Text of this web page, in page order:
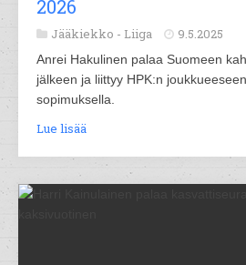
2026
Jääkiekko - Liiga 9.5.2025
Anrei Hakulinen palaa Suomeen
jälkeen ja liittyy HPK:n
sopimuksella.
Lue lisää